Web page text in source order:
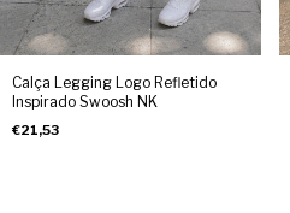
Calça Legging Logo Refletido
Inspirado Swoosh NK
€21,53